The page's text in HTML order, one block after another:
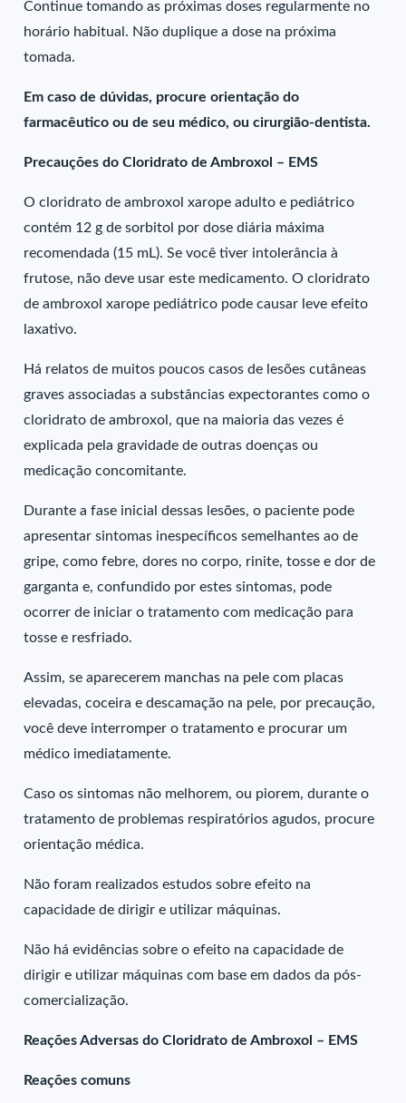
Continue tomando as próximas doses regularmente no
horário habitual. Não duplique a dose na próxima
tomada.
Em caso de dúvidas, procure orientação do
farmacêutico ou de seu médico, ou cirurgião-dentista.
Precauções do Cloridrato de Ambroxol – EMS
O cloridrato de ambroxol xarope adulto e pediátrico
contém 12 g de sorbitol por dose diária máxima
recomendada (15 mL). Se você tiver intolerância à
frutose, não deve usar este medicamento. O cloridrato
de ambroxol xarope pediátrico pode causar leve efeito
laxativo.
Há relatos de muitos poucos casos de lesões cutâneas
graves associadas a substâncias expectorantes como o
cloridrato de ambroxol, que na maioria das vezes é
explicada pela gravidade de outras doenças ou
medicação concomitante.
Durante a fase inicial dessas lesões, o paciente pode
apresentar sintomas inespecíficos semelhantes ao de
gripe, como febre, dores no corpo, rinite, tosse e dor de
garganta e, confundido por estes sintomas, pode
ocorrer de iniciar o tratamento com medicação para
tosse e resfriado.
Assim, se aparecerem manchas na pele com placas
elevadas, coceira e descamação na pele, por precaução,
você deve interromper o tratamento e procurar um
médico imediatamente.
Caso os sintomas não melhorem, ou piorem, durante o
tratamento de problemas respiratórios agudos, procure
orientação médica.
Não foram realizados estudos sobre efeito na
capacidade de dirigir e utilizar máquinas.
Não há evidências sobre o efeito na capacidade de
dirigir e utilizar máquinas com base em dados da pós-
comercialização.
Reações Adversas do Cloridrato de Ambroxol – EMS
Reações comuns